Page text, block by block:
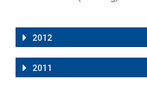
2012
2011